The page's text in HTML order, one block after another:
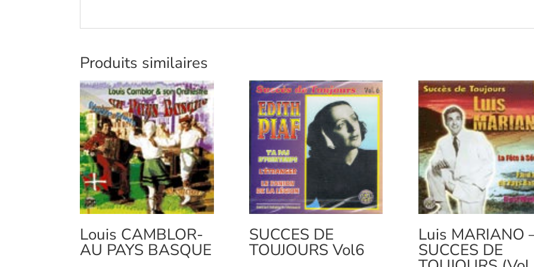
Produits similaires
Louis CAMBLOR-
AU PAYS BASQUE
SUCCES DE
TOUJOURS Vol6
Luis MARIANO
SUCCES DE